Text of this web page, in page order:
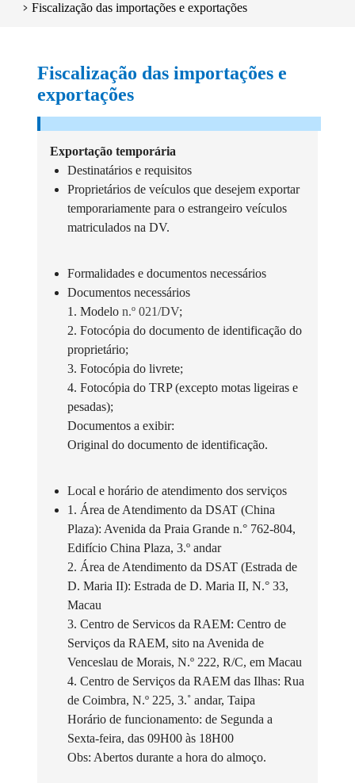
Fiscalização das importações e exportações
Fiscalização das importações e
exportações
Exportação temporária
Destinatários e requisitos
Proprietários de veículos que desejem exportar
temporariamente para o estrangeiro veículos
matriculados na DV.
Formalidades e documentos necessários
Documentos necessários
1. Modelo n.º 021/DV;
2. Fotocópia do documento de identificação do
proprietário;
3. Fotocópia do livrete;
4. Fotocópia do TRP (excepto motas ligeiras e
pesadas);
Documentos a exibir:
Original do documento de identificação.
Local e horário de atendimento dos serviços
1. Área de Atendimento da DSAT (China
Plaza): Avenida da Praia Grande n.° 762-804,
Edifício China Plaza, 3.º andar
2. Área de Atendimento da DSAT (Estrada de
D. Maria II): Estrada de D. Maria II, N.° 33,
Macau
3. Centro de Servicos da RAEM: Centro de
Serviços da RAEM, sito na Avenida de
Venceslau de Morais, N.º 222, R/C, em Macau
4. Centro de Serviços da RAEM das Ilhas: Rua
de Coimbra, N.º 225, 3.˚ andar, Taipa
Horário de funcionamento: de Segunda a
Sexta-feira, das 09H00 às 18H00
Obs: Abertos durante a hora do almoço.